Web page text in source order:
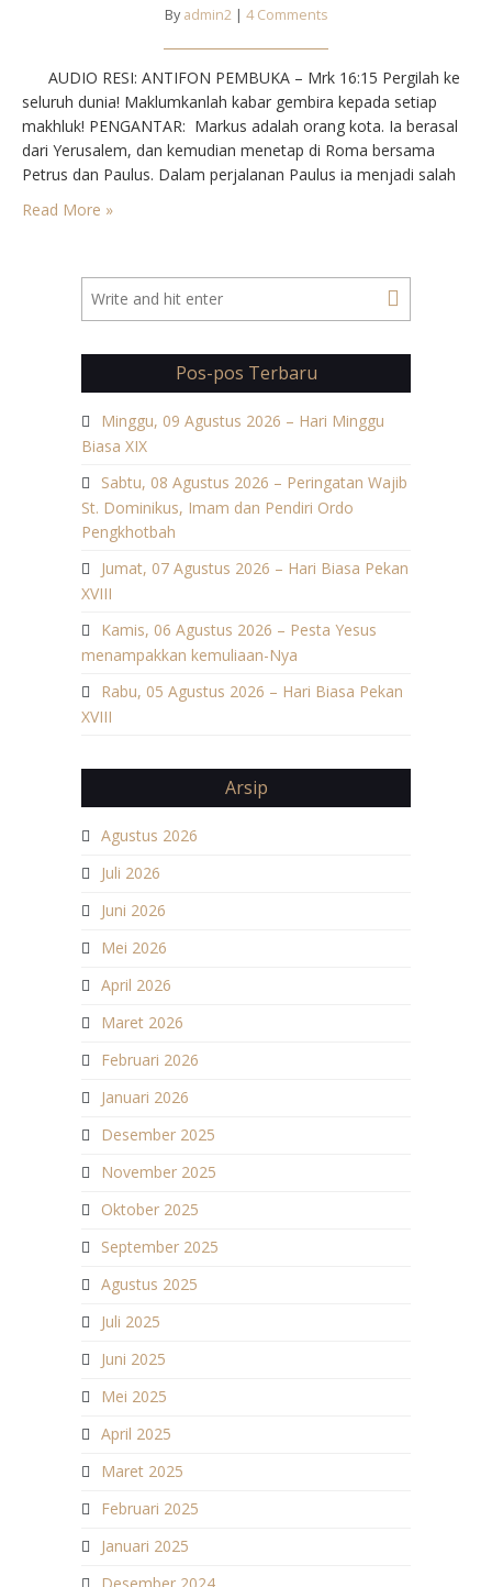
By admin2 | 4 Comments
AUDIO RESI: ANTIFON PEMBUKA – Mrk 16:15 Pergilah ke
seluruh dunia! Maklumkanlah kabar gembira kepada setiap
makhluk! PENGANTAR: Markus adalah orang kota. Ia berasal
dari Yerusalem, dan kemudian menetap di Roma bersama
Petrus dan Paulus. Dalam perjalanan Paulus ia menjadi salah
seorang temannya. Tetapi hidup bertualang yang melelahkan
Read More »
Pos-pos Terbaru
Minggu, 09 Agustus 2026 – Hari Minggu
Biasa XIX
Sabtu, 08 Agustus 2026 – Peringatan Wajib
St. Dominikus, Imam dan Pendiri Ordo
Pengkhotbah
Jumat, 07 Agustus 2026 – Hari Biasa Pekan
XVIII
Kamis, 06 Agustus 2026 – Pesta Yesus
menampakkan kemuliaan-Nya
Rabu, 05 Agustus 2026 – Hari Biasa Pekan
XVIII
Arsip
Agustus 2026
Juli 2026
Juni 2026
Mei 2026
April 2026
Maret 2026
Februari 2026
Januari 2026
Desember 2025
November 2025
Oktober 2025
September 2025
Agustus 2025
Juli 2025
Juni 2025
Mei 2025
April 2025
Maret 2025
Februari 2025
Januari 2025